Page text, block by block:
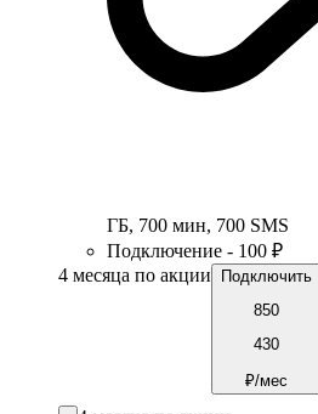
ГБ, 700 мин, 700 SMS
Подключение - 100 ₽
4 месяца по акции
Подключить
850
430
₽/мес